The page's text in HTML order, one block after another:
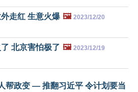
走红 生意火爆 🖼️ 2023/12/20
北京害怕极了 🖼️ 2023/12/19
帮政变 — 推翻习近平 令计划要当